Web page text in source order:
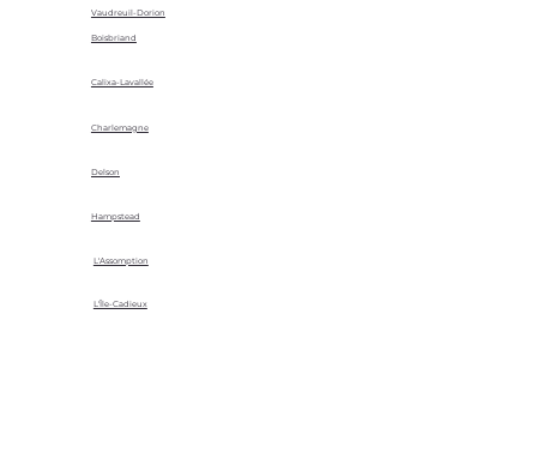
Vaudreuil-Dorion
Boisbriand
Calixa-Lavallée
Charlemagne
Delson
Hampstead
L'Assomption
L'Île-Cadieux